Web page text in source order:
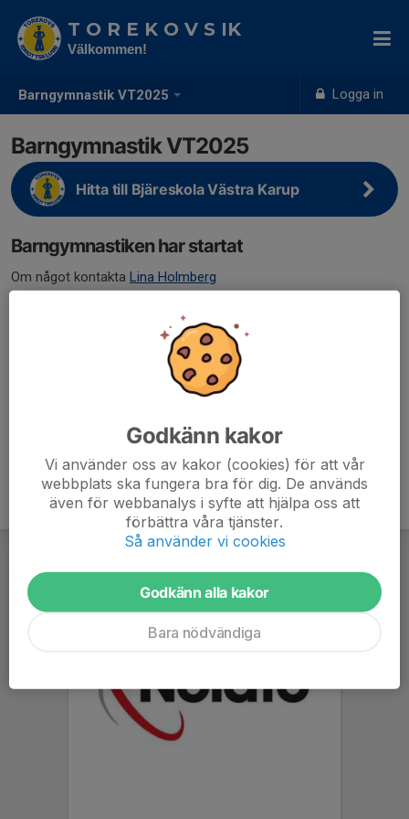
Barngymnastik VT2025 Logga in
T O R E K O V S IK
Välkommen!
Barngymnastik VT2025
Hitta till Bjäreskola Västra Karup
Barngymnastiken har startat
Om något kontakta Lina Holmberg
Godkänn kakor
Vi använder oss av kakor (cookies) för att vår
webbplats ska fungera bra för dig. De används
även för webbanalys i syfte att hjälpa oss att
förbättra våra tjänster.
Så använder vi cookies
Godkänn alla kakor
Bara nödvändiga